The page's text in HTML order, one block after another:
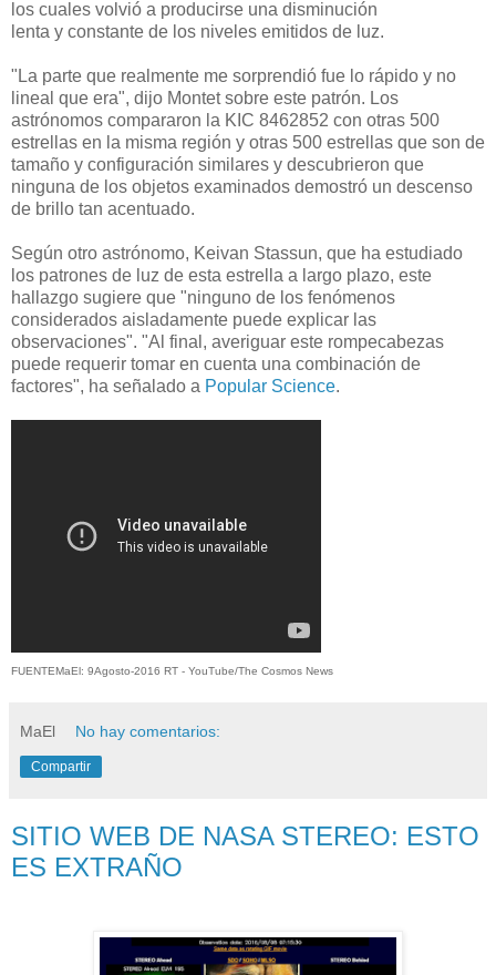
los cuales volvió a producirse una disminución
lenta y constante de los niveles emitidos de luz.
"La parte que realmente me sorprendió fue lo rápido y no
lineal que era", dijo Montet sobre este patrón. Los
astrónomos compararon la KIC 8462852 con otras 500
estrellas en la misma región y otras 500 estrellas que son de
tamaño y configuración similares y descubrieron que
ninguna de los objetos examinados demostró un descenso
de brillo tan acentuado.
Según otro astrónomo, Keivan Stassun, que ha estudiado
los patrones de luz de esta estrella a largo plazo, este
hallazgo sugiere que "ninguno de los fenómenos
considerados aisladamente puede explicar las
observaciones". "Al final, averiguar este rompecabezas
puede requerir tomar en cuenta una combinación de
factores", ha señalado a Popular Science.
FUENTEMaEl: 9Agosto-2016 RT - YouTube/The Cosmos News
MaEl No hay comentarios:
Compartir
SITIO WEB DE NASA STEREO: ESTO
ES EXTRAÑO